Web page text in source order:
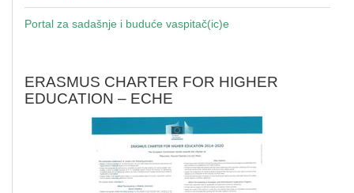
Portal za sadašnje i buduće vaspitač(ic)e
ERASMUS CHARTER FOR HIGHER
EDUCATION – ECHE